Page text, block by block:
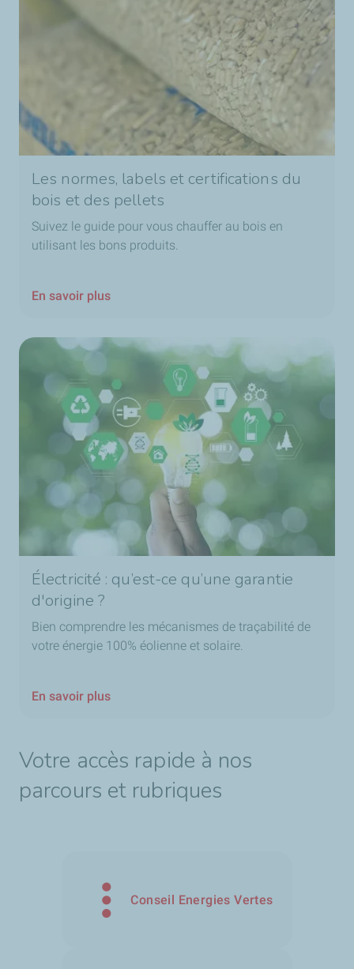
Les normes, labels et certifications du
bois et des pellets
Suivez le guide pour vous chauffer au bois en
utilisant les bons produits.
En savoir plus
Électricité : qu’est-ce qu’une garantie
d'origine ?
Bien comprendre les mécanismes de traçabilité de
votre énergie 100% éolienne et solaire.
En savoir plus
Votre accès rapide à nos
parcours et rubriques
Conseil Energies Vertes